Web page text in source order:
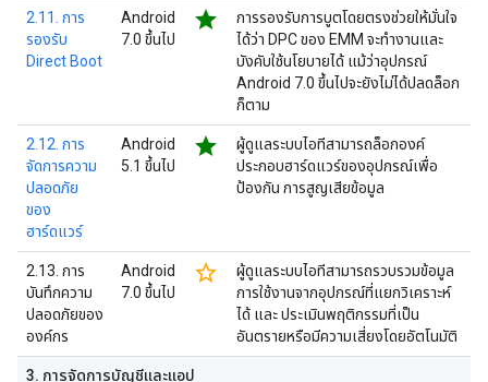
2.11. การ
รองรับ
Direct Boot
Android
7.0 ขึ้นไป
star
การรองรับการบูตโดยตรงช่วยให้มั่นใจ
ได้ว่า DPC ของ EMM จะทำงานและ
บังคับใช้นโยบายได้ แม้ว่าอุปกรณ์
Android 7.0 ขึ้นไปจะยังไม่ได้ปลดล็อก
ก็ตาม
2.12. การ
จัดการความ
ปลอดภัย
ของ
ฮาร์ดแวร์
Android
5.1 ขึ้นไป
star
ผู้ดูแลระบบไอทีสามารถล็อกองค์
ประกอบฮาร์ดแวร์ของอุปกรณ์เพื่อ
ป้องกัน การสูญเสียข้อมูล
2.13. การ
บันทึกความ
ปลอดภัยของ
องค์กร
Android
7.0 ขึ้นไป
star_border
ผู้ดูแลระบบไอทีสามารถรวบรวมข้อมูล
การใช้งานจากอุปกรณ์ที่แยกวิเคราะห์
ได้ และ ประเมินพฤติกรรมที่เป็น
อันตรายหรือมีความเสี่ยงโดยอัตโนมัติ
3. การจัดการบัญชีและแอป